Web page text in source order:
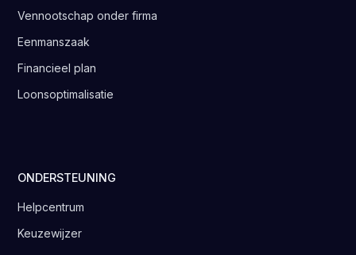
Vennootschap onder firma
Eenmanszaak
Financieel plan
Loonsoptimalisatie
ONDERSTEUNING
Helpcentrum
Keuzewijzer